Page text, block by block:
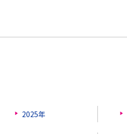
2025年